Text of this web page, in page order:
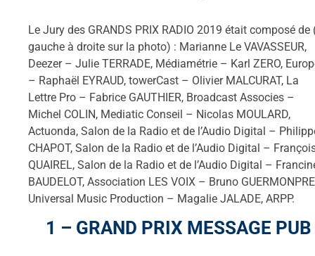
Le Jury des GRANDS PRIX RADIO 2019 était composé de
gauche à droite sur la photo) : Marianne Le VAVASSEUR,
Deezer – Julie TERRADE, Médiamétrie – Karl ZERO,
– Raphaël EYRAUD, towerCast – Olivier MALCURAT, La
Lettre Pro – Fabrice GAUTHIER, Broadcast Associes –
Michel COLIN, Mediatic Conseil – Nicolas MOULARD,
Actuonda, Salon de la Radio et de l’Audio Digital –
CHAPOT, Salon de la Radio et de l’Audio Digital –
QUAIREL, Salon de la Radio et de l’Audio Digital –
BAUDELOT, Association LES VOIX – Bruno
Universal Music Production – Magalie JALADE, ARPP.
1 – GRAND PRIX MESSAGE PUB